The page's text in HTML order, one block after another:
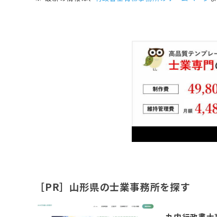
［PR］山形県の士業事務所を探す